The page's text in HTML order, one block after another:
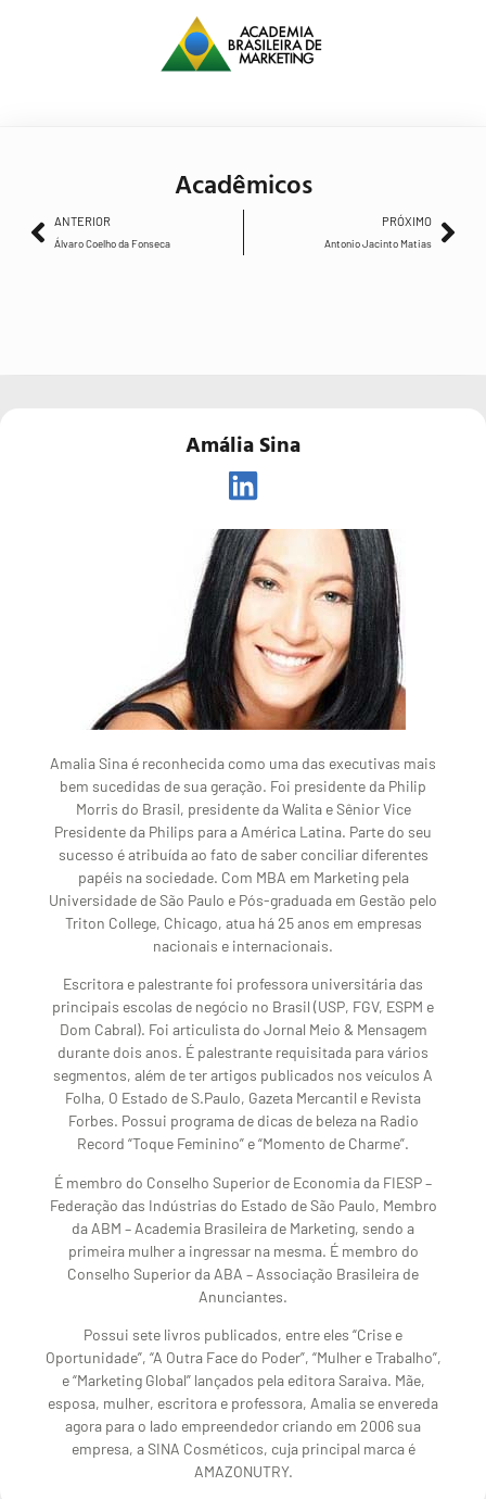
Acadêmicos
ANTERIOR
Álvaro Coelho da Fonseca
PRÓXIMO
Antonio Jacinto Matias
Amália Sina
Amalia Sina é reconhecida como uma das executivas mais
bem sucedidas de sua geração. Foi presidente da Philip
Morris do Brasil, presidente da Walita e Sênior Vice
Presidente da Philips para a América Latina. Parte do seu
sucesso é atribuída ao fato de saber conciliar diferentes
papéis na sociedade. Com MBA em Marketing pela
Universidade de São Paulo e Pós-graduada em Gestão pelo
Triton College, Chicago, atua há 25 anos em empresas
nacionais e internacionais.
Escritora e palestrante foi professora universitária das
principais escolas de negócio no Brasil (USP, FGV, ESPM e
Dom Cabral). Foi articulista do Jornal Meio & Mensagem
durante dois anos. É palestrante requisitada para vários
segmentos, além de ter artigos publicados nos veículos A
Folha, O Estado de S.Paulo, Gazeta Mercantil e Revista
Forbes. Possui programa de dicas de beleza na Radio
Record “Toque Feminino” e “Momento de Charme”.
É membro do Conselho Superior de Economia da FIESP –
Federação das Indústrias do Estado de São Paulo, Membro
da ABM – Academia Brasileira de Marketing, sendo a
primeira mulher a ingressar na mesma. É membro do
Conselho Superior da ABA – Associação Brasileira de
Anunciantes.
Possui sete livros publicados, entre eles “Crise e
Oportunidade”, “A Outra Face do Poder”, “Mulher e Trabalho”,
e “Marketing Global” lançados pela editora Saraiva. Mãe,
esposa, mulher, escritora e professora, Amalia se envereda
agora para o lado empreendedor criando em 2006 sua
empresa, a SINA Cosméticos, cuja principal marca é
AMAZONUTRY.